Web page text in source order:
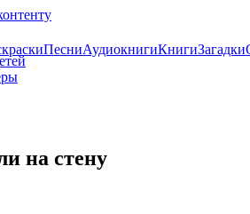
ПесниАудиокнигиКнигиЗагадки
на стену